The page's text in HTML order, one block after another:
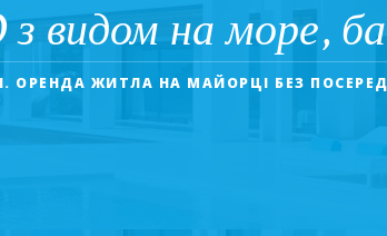
видом на море,
ОРЕНДА ЖИТЛА НА МАЙОРЦІ БЕЗ